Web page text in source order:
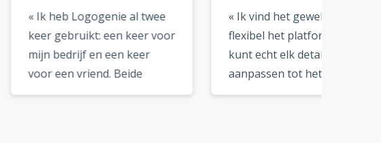
al twee
een keer voor
en een keer
Beide
« Ik vind het geweldig hoe
flexibel het platform is. Je
kunt echt elk detail
aanpassen tot het logo
helemaal bij je past. Een